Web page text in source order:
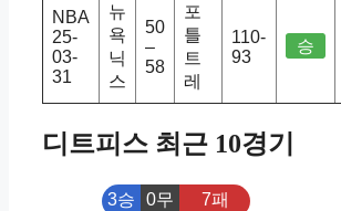
NBA
25-
03-
31
뉴
욕
닉
스
50
–
58
포
틀
트
레
110-
93
승
디트피스 최근 10경기
3승 0무 7패